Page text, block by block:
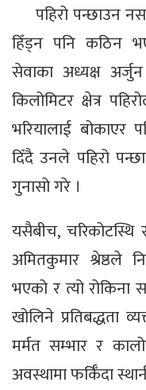
पहिरो पन्छाउन
हिँड्न पनि कठिन
सेवाका अध्यक्ष
किलोमिटर क्षेत्र
भरियालाई बोकाएर
दिँदै उनले पहिरो
गुनासो गरे ।
यसैबीच,
अमितकुमार श्रेष्ठले
भएको र त्यो रोकिना
खोलिने प्रतिबद्धता
मर्मत सम्भार र
अवस्थामा फर्किँदा